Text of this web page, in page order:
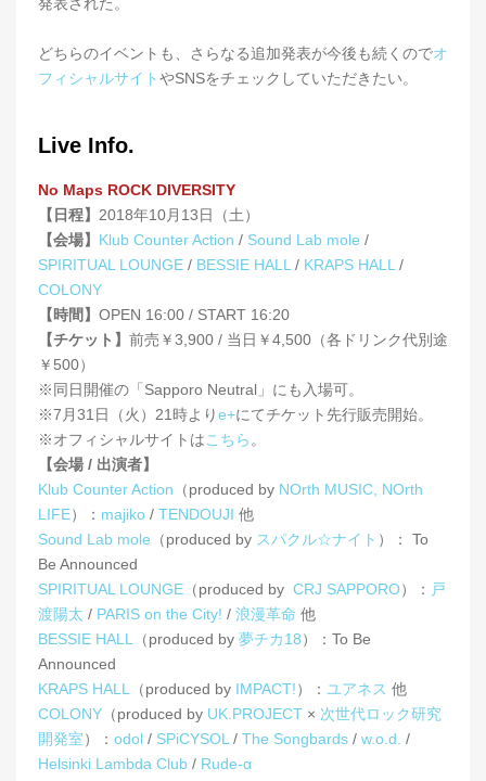
どちらのイベントも、さらなる追加発表が今後も続くのでオ
フィシャルサイトやSNSをチェックしていただきたい。
Live Info.
No Maps ROCK DIVERSITY
【日程】 2018年10月13日（土）
【会場】 Klub Counter Action / Sound Lab mole /
SPIRITUAL LOUNGE / BESSIE HALL / KRAPS HALL /
COLONY
【時間】 OPEN 16:00 / START 16:20
【チケット】 前売￥3,900 / 当日￥4,500（各ドリンク代別途
￥500）
※同日開催の「Sapporo Neutral」にも入場可。
※7月31日（火）21時よりe+にてチケット先行販売開始。
※オフィシャルサイトはこちら 。
【会場 / 出演者】
Klub Counter Action （produced by NOrth MUSIC, NOrth
LIFE）： majiko / TENDOUJI 他
Sound Lab mole （produced by スパクル☆ナイト ）： To
Be Announced
SPIRITUAL LOUNGE （produced by CRJ SAPPORO）： 戸
渡陽太 / PARIS on the City! / 浪漫革命 他
BESSIE HALL
（produced by 夢チカ18）：To Be
Announced
KRAPS HALL
（produced by IMPACT!）： ユアネス 他
COLONY （produced by UK.PROJECT × 次世代ロック研究
開発室）： odol / SPiCYSOL / The Songbards / w.o.d. /
Helsinki Lambda Club / Rude-α